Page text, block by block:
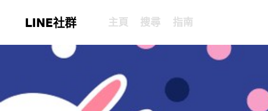
LINE社群 主頁 搜尋 指南